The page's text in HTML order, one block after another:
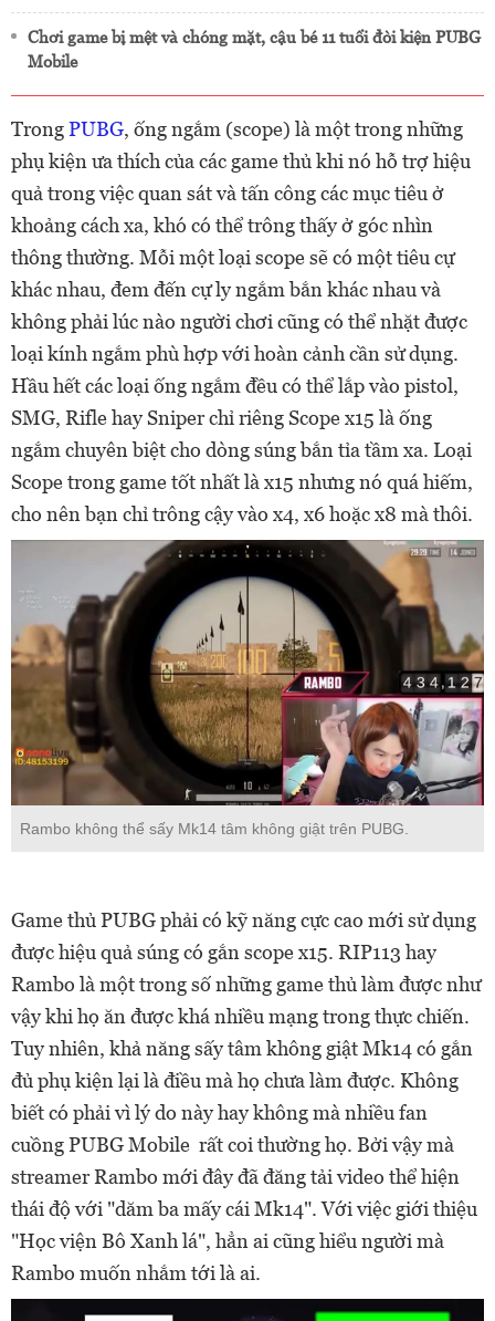
Chơi game bị mệt và chóng mặt, cậu bé 11 tuổi đòi kiện PUBG
Mobile
TrongPUBG, ống ngắm (scope) là một trong những
phụ kiện ưa thích của các game thủ khi nó hỗ trợ hiệu
quả trong việc quan sát và tấn công các mục tiêu ở
khoảng cách xa, khó có thể trông thấy ở góc nhìn
thông thường. Mỗi một loại scope sẽ có một tiêu cự
khác nhau, đem đến cự ly ngắm bắn khác nhau và
không phải lúc nào người chơi cũng có thể nhặt được
loại kính ngắm phù hợp với hoàn cảnh cần sử dụng.
Hầu hết các loại ống ngắm đều có thể lắp vào pistol,
SMG, Rifle hay Sniper chỉ riêng Scope x15 là ống
ngắm chuyên biệt cho dòng súng bắn tỉa tầm xa. Loại
Scope trong game tốt nhất là x15 nhưng nó quá hiếm,
cho nên bạn chỉ trông cậy vào x4, x6 hoặc x8 mà thôi.
Rambo không thể sấy Mk14 tâm không giật trên PUBG.
Game thủ PUBG phải có kỹ năng cực cao mới sử dụng
được hiệu quả súng có gắn scope x15. RIP113 hay
Rambo là một trong số những game thủ làm được như
vậy khi họ ăn được khá nhiều mạng trong thực chiến.
Tuy nhiên, khả năng sấy tâm không giật Mk14 có gắn
đủ phụ kiện lại là điều mà họ chưa làm được. Không
biết có phải vì lý do này hay không mà nhiều fan
cuồng PUBG Mobile rất coi thường họ. Bởi vậy mà
streamer Rambo mới đây đã đăng tải video thể hiện
thái độ với "dăm ba mấy cái Mk14". Với việc giới thiệu
"Học viện Bô Xanh lá", hẳn ai cũng hiểu người mà
Rambo muốn nhắm tới là ai.